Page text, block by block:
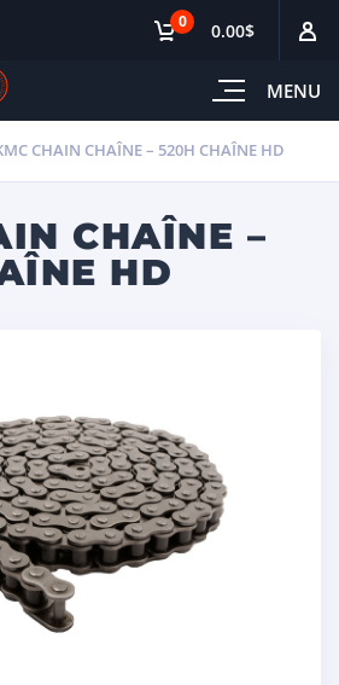
MENU
0 0.00$
CHAIN CHAÎNE – 520H CHAÎNE HD
CHAÎNE –
HD